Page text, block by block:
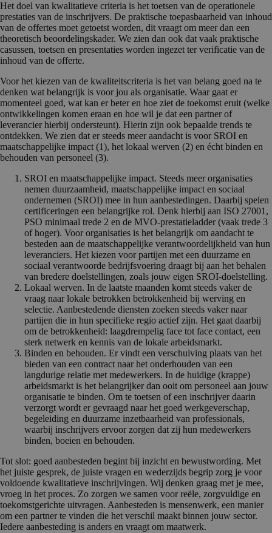
Het doel van kwalitatieve criteria is het toetsen van de operationele
prestaties van de inschrijvers. De praktische toepasbaarheid van inhoud
van de offertes moet getoetst worden, dit vraagt om meer dan een
theoretisch beoordelingskader. We zien dan ook dat vaak praktische
casussen, toetsen en presentaties worden ingezet ter verificatie van de
inhoud van de offerte.
Voor het kiezen van de kwaliteitscriteria is het van belang goed na te
denken wat belangrijk is voor jou als organisatie. Waar gaat er
momenteel goed, wat kan er beter en hoe ziet de toekomst eruit (welke
ontwikkelingen komen eraan en hoe wil je dat een partner of
leverancier hierbij ondersteunt). Hierin zijn ook bepaalde trends te
ontdekken. We zien dat er steeds meer aandacht is voor SROI en
maatschappelijke impact (1), het lokaal werven (2) en écht binden en
behouden van personeel (3).
SROI en maatschappelijke impact. Steeds meer organisaties
nemen duurzaamheid, maatschappelijke impact en sociaal
ondernemen (SROI) mee in hun aanbestedingen. Daarbij spelen
certificeringen een belangrijke rol. Denk hierbij aan ISO 27001,
PSO minimaal trede 2 en de MVO-prestatieladder (vaak trede 3
of hoger). Voor organisaties is het belangrijk om aandacht te
besteden aan de maatschappelijke verantwoordelijkheid van hun
leveranciers. Het kiezen voor partijen met een duurzame en
sociaal verantwoorde bedrijfsvoering draagt bij aan het behalen
van bredere doelstellingen, zoals jouw eigen SROI-doelstelling.
Lokaal werven. In de laatste maanden komt steeds vaker de
vraag naar lokale betrokken betrokkenheid bij werving en
selectie. Aanbestedende diensten zoeken steeds vaker naar
partijen die in hun specifieke regio actief zijn. Het gaat daarbij
om de betrokkenheid: laagdrempelig face tot face contact, een
sterk netwerk en kennis van de lokale arbeidsmarkt.
Binden en behouden. Er vindt een verschuiving plaats van het
bieden van een contract naar het onderhouden van een
langdurige relatie met medewerkers. In de huidige (krappe)
arbeidsmarkt is het belangrijker dan ooit om personeel aan jouw
organisatie te binden. Om te toetsen of een inschrijver daarin
verzorgt wordt er gevraagd naar het goed werkgeverschap,
begeleiding en duurzame inzetbaarheid van professionals,
waarbij inschrijvers ervoor zorgen dat zij hun medewerkers
binden, boeien en behouden.
Tot slot: goed aanbesteden begint bij inzicht en bewustwording. Met
het juiste gesprek, de juiste vragen en wederzijds begrip zorg je voor
voldoende kwalitatieve inschrijvingen. Wij denken graag met je mee,
vroeg in het proces. Zo zorgen we samen voor reële, zorgvuldige en
toekomstgerichte uitvragen. Aanbesteden is mensenwerk, een manier
om een partner te vinden die het verschil maakt binnen jouw sector.
Iedere aanbesteding is anders en vraagt om maatwerk.